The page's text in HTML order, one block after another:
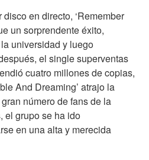
en directo, ‘Remember
un sorprendente éxito,
universidad y luego
el single superventas
cuatro millones de copias,
And Dreaming’ atrajo la
número de fans de la
el grupo se ha ido
en una alta y merecida